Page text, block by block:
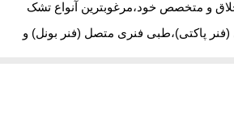
و متخصص خود،مرغوبترین آنواع تشک
پاکتی)،طبی فنری متصل (فنر بونل) و